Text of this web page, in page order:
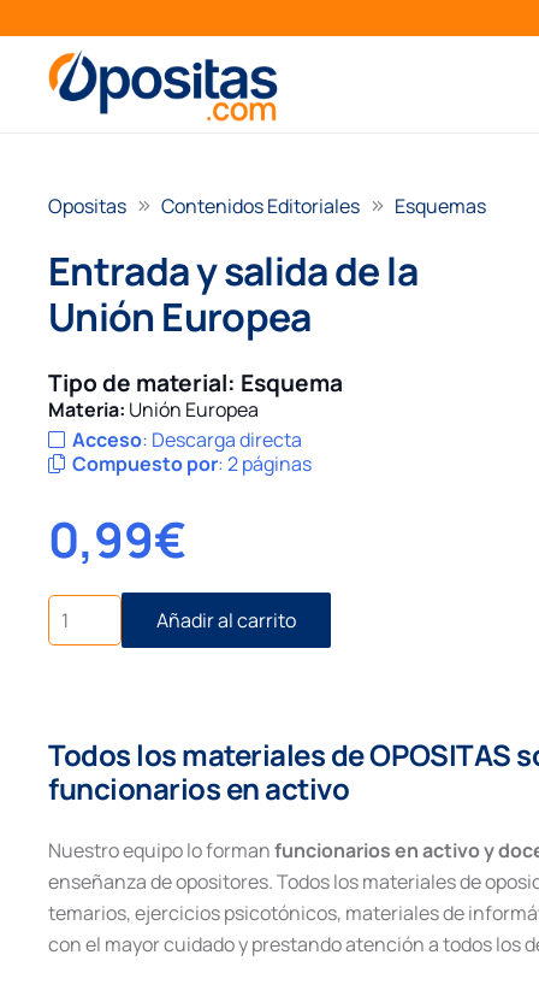
Opositas Contenidos Editoriales Esquemas
Entrada y salida de la
Unión Europea
Tipo de material: Esquema
Materia: Unión Europea
Acceso: Descarga directa
Compuesto por:2 páginas
0,99€
Entrada
salida
Europea
cantidad
Añadir al carrito
Todos los materiales de OPOSITAS
funcionarios en activo
Nuestro equipo lo formanfuncionarios en activo y
enseñanza de opositores. Todos los materiales de
temarios, ejercicios psicotónicos, materiales de
con el mayor cuidado y prestando atención a todos los